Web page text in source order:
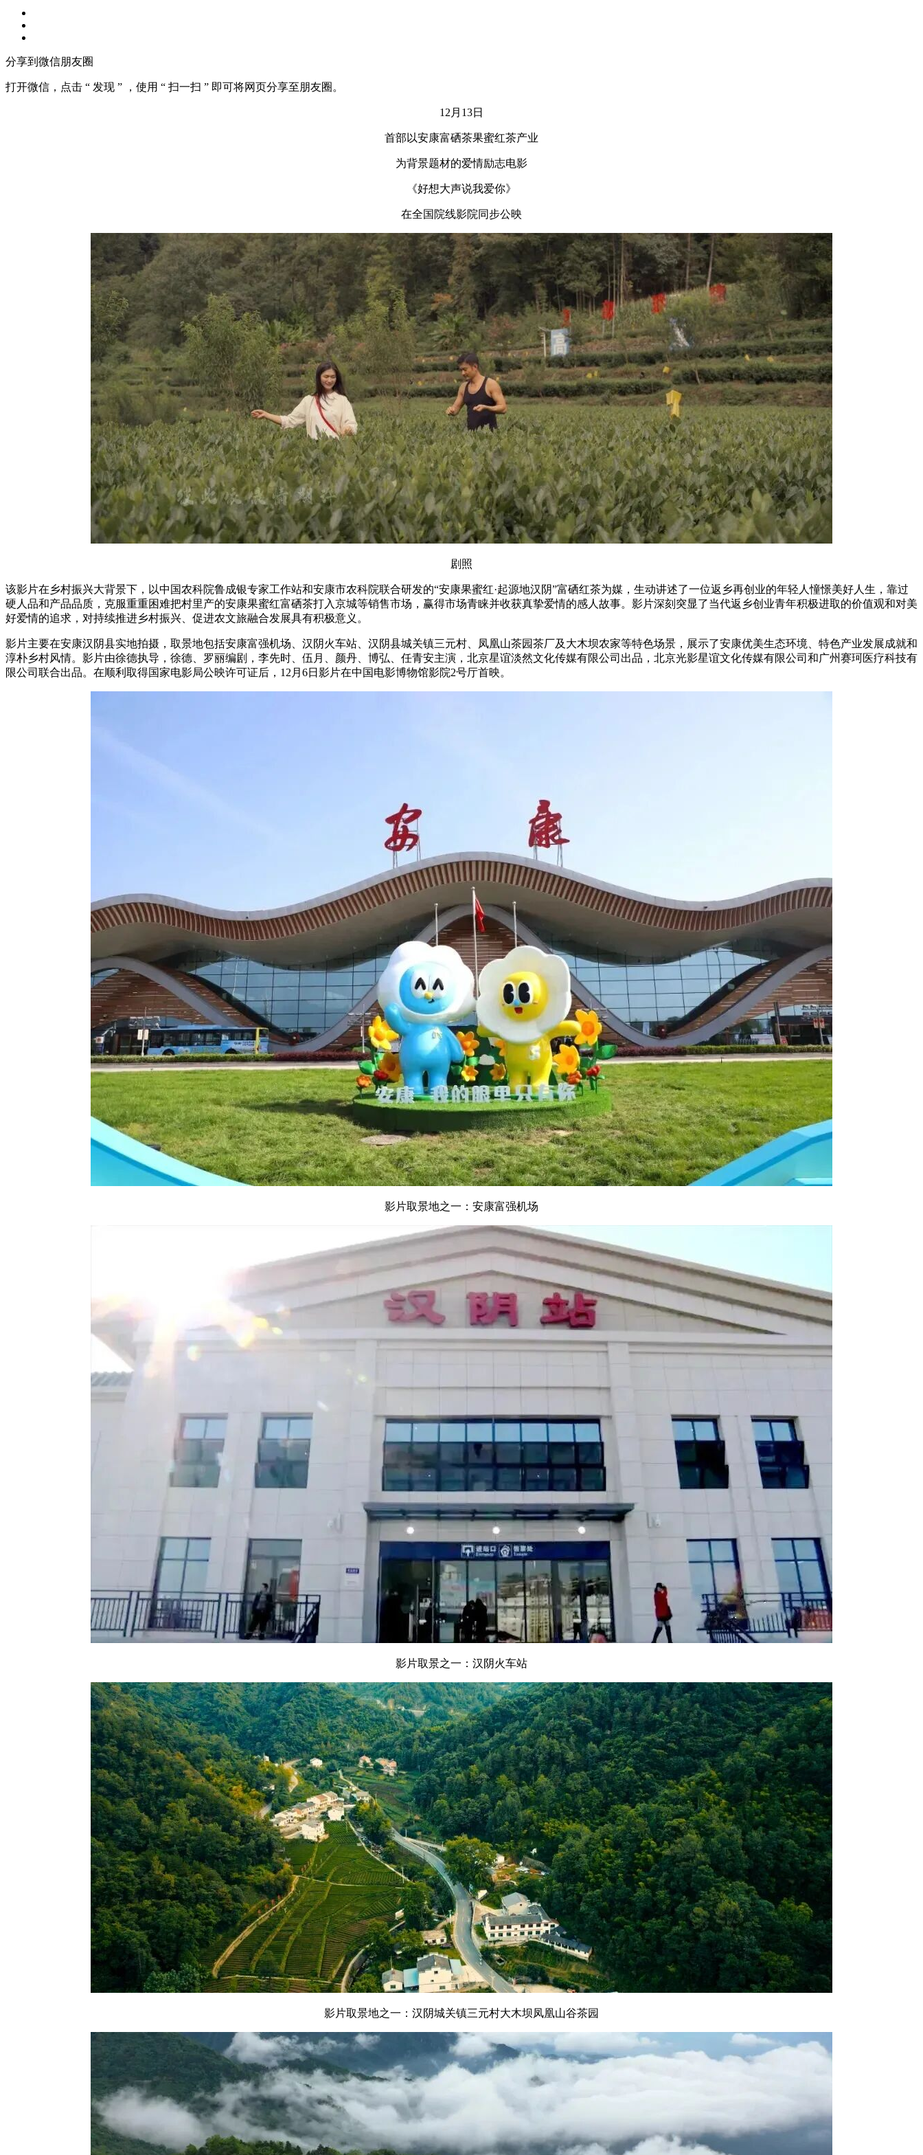
分享到微信朋友圈
打开微信，点击 “ 发现 ” ，使用 “ 扫一扫 ” 即可将网页分享至朋友圈。
12月13日
首部以安康富硒茶果蜜红茶产业
为背景题材的爱情励志电影
《好想大声说我爱你》
在全国院线影院同步公映
剧照
该影片在乡村振兴大背景下，以中国农科院鲁成银专家工作站和安康市农科院联合研发的“安康果蜜红·起源地汉阴”富硒红茶为媒，生动讲述了一位返乡再创业的年轻人憧憬美好人生，靠过
硬人品和产品品质，克服重重困难把村里产的安康果蜜红富硒茶打入京城等销售市场，赢得市场青睐并收获真挚爱情的感人故事。影片深刻突显了当代返乡创业青年积极进取的价值观和对美
好爱情的追求，对持续推进乡村振兴、促进农文旅融合发展具有积极意义。
影片主要在安康汉阴县实地拍摄，取景地包括安康富强机场、汉阴火车站、汉阴县城关镇三元村、凤凰山茶园茶厂及大木坝农家等特色场景，展示了安康优美生态环境、特色产业发展成就和
淳朴乡村风情。影片由徐德执导，徐德、罗丽编剧，李先时、伍月、颜丹、博弘、任青安主演，北京星谊淡然文化传媒有限公司出品，北京光影星谊文化传媒有限公司和广州赛珂医疗科技有
限公司联合出品。在顺利取得国家电影局公映许可证后，12月6日影片在中国电影博物馆影院2号厅首映。
影片取景地之一：安康富强机场
影片取景之一：汉阴火车站
影片取景地之一：汉阴城关镇三元村大木坝凤凰山谷茶园